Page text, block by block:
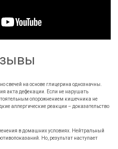
свечей на основе глицерина однозначны.
акта дефекации. Если не нарушать
опорожнением кишечника не
аллергические реакции – доказательство
в домашних условиях. Нейтральный
Но, результат наступает